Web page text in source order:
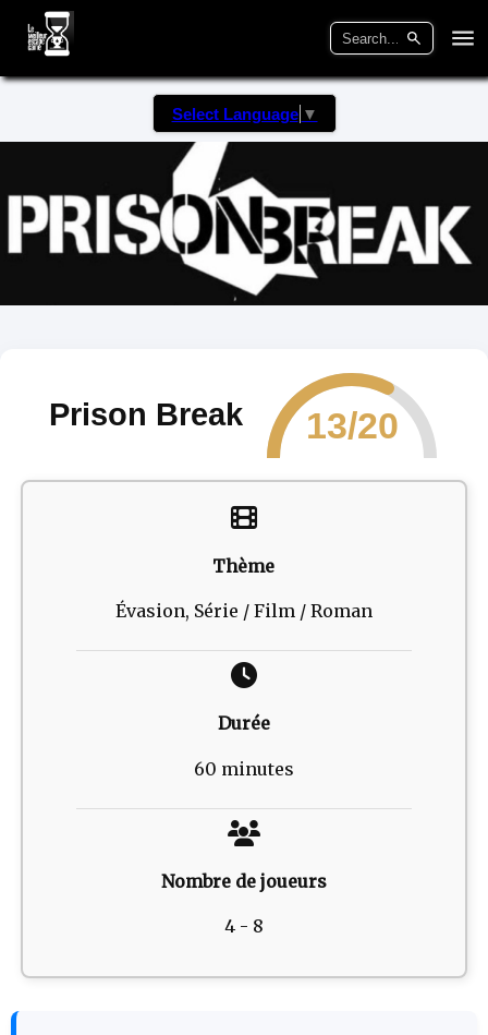
Select Language ▼
Prison Break 13/20
Thème
Évasion, Série / Film / Roman
Durée
60 minutes
Nombre de joueurs
4 - 8